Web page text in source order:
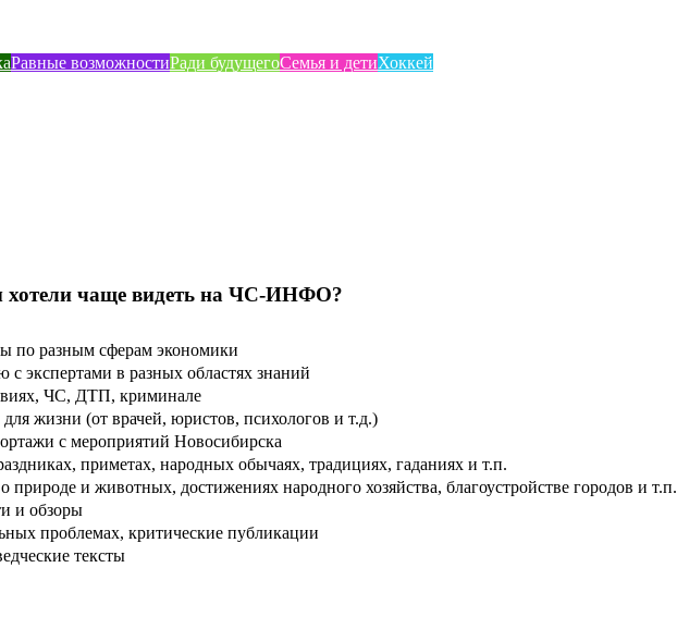
Равные возможностиРади будущегоСемья и детиХоккей
чаще видеть на ЧС-ИНФО?
по разным сферам экономики
с экспертами в разных областях знаний
ЧС, ДТП, криминале
жизни (от врачей, юристов, психологов и т.д.)
с мероприятий Новосибирска
приметах, народных обычаях, традициях, гаданиях и т.п.
природе и животных, достижениях народного хозяйства, благоустройстве городов и т.п.
и обзоры
проблемах, критические публикации
тексты